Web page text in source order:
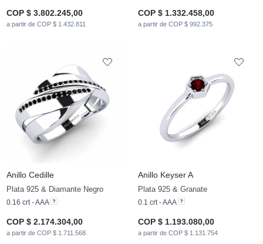
COP $ 3.802.245,00
a partir de COP $ 1.432.811
COP $ 1.332.458,00
a partir de COP $ 992.375
Anillo Cedille
Plata 925 & Diamante Negro
0.16 crt - AAA
COP $ 2.174.304,00
a partir de COP $ 1.711.568
Anillo Keyser A
Plata 925 & Granate
0.1 crt - AAA
COP $ 1.193.080,00
a partir de COP $ 1.131.754